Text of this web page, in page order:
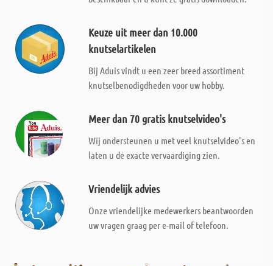
Keuze uit meer dan 10.000
knutselartikelen
Bij Aduis vindt u een zeer breed assortiment
knutselbenodigdheden voor uw hobby.
Meer dan 70 gratis knutselvideo's
Wij ondersteunen u met veel knutselvideo's en
laten u de exacte vervaardiging zien.
Vriendelijk advies
Onze vriendelijke medewerkers beantwoorden
uw vragen graag per e-mail of telefoon.